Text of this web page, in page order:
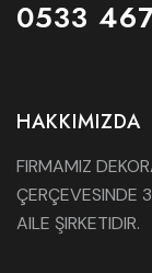
0533
HAKKIMIZDA
FIRMAMIZ
ÇERÇEVESINDE
AILE ŞIRKETIDIR.